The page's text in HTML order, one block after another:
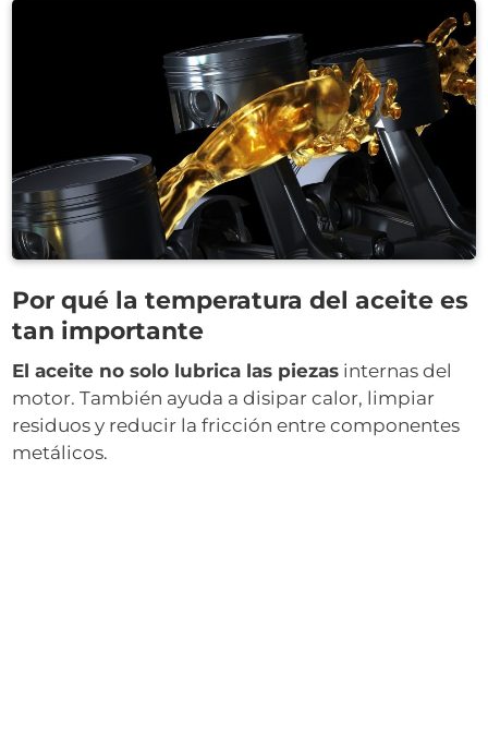
Por qué la temperatura del aceite es
tan importante
El aceite no solo lubrica las piezas internas del
motor. También ayuda a disipar calor, limpiar
residuos y reducir la fricción entre componentes
metálicos.